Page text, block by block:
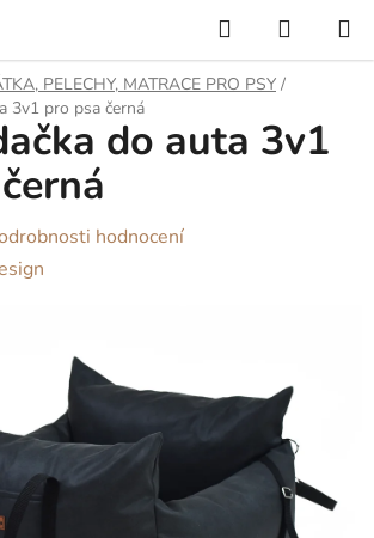
Hledat
KOŠÍK
PELECHY, MATRACE PRO PSY /
3v1 pro psa černá
do auta 3v1
hodnocení